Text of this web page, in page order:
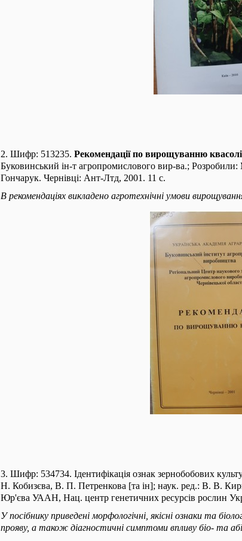
2. Шифр: 513235. Рекомендації по вирощуванню квасолі
Буковинський ін-т агропромислового вир-ва.;
Гончарук. Чернівці: Ант-Лтд, 2001. 11 с.
В рекомендаціях викладено агротехнічні умови
3. Шифр: 534734. Ідентифікація ознак зернобобових
Н. Кобизєва, В. П. Петренкова [та ін]; наук. ред.: В. В.
Юр'єва УААН, Нац. центр генетичних ресурсів рослин
У посібнику приведені морфологічні, якісні ознаки та
прояву, а також діагностичні симптоми впливу біо- та